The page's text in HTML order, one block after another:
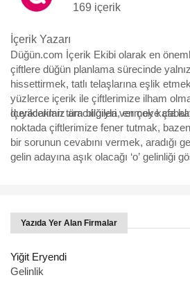
169 içerik
İçerik Yazarı
Düğün.com İçerik Ekibi olarak en
çiftlere düğün planlama sürecinde yalnız
hissettirmek, tatlı telaşlarına eşlik
yüzlerce içerik ile çiftlerimize ilham
duyacakları tüm bilgileri vermeye
İçeriklerimiz aracılığıyla, en çok kafa
noktada çiftlerimize fener tutmak,
bir sorunun cevabını vermek, aradığı
gelin adayına aşık olacağı ‘o’ gelinliği
çalışıyoruz.”
Yazıda Yer Alan Firmalar
Yiğit Eryendi
Gelinlik